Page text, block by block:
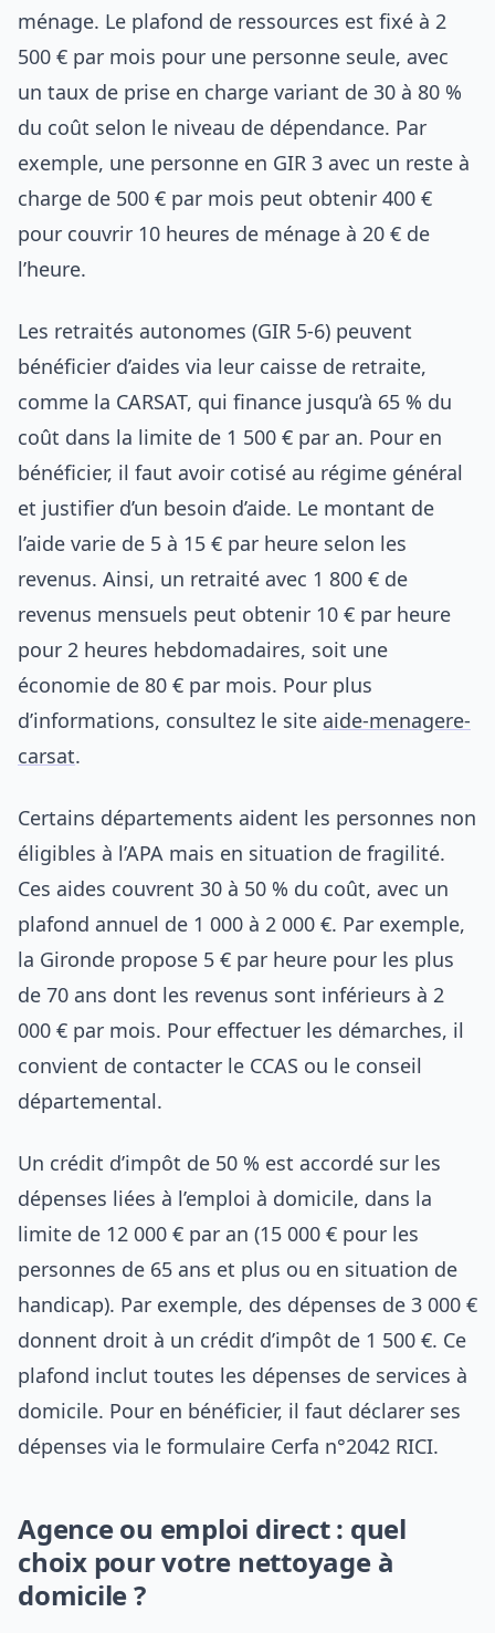
ménage. Le plafond de ressources est fixé à 2
500 € par mois pour une personne seule, avec
un taux de prise en charge variant de 30 à 80 %
du coût selon le niveau de dépendance. Par
exemple, une personne en GIR 3 avec un reste à
charge de 500 € par mois peut obtenir 400 €
pour couvrir 10 heures de ménage à 20 € de
l’heure.
Les retraités autonomes (GIR 5-6) peuvent
bénéficier d’aides via leur caisse de retraite,
comme la CARSAT, qui finance jusqu’à 65 % du
coût dans la limite de 1 500 € par an. Pour en
bénéficier, il faut avoir cotisé au régime général
et justifier d’un besoin d’aide. Le montant de
l’aide varie de 5 à 15 € par heure selon les
revenus. Ainsi, un retraité avec 1 800 € de
revenus mensuels peut obtenir 10 € par heure
pour 2 heures hebdomadaires, soit une
économie de 80 € par mois. Pour plus
d’informations, consultez le site aide-menagere-
carsat.
Certains départements aident les personnes non
éligibles à l’APA mais en situation de fragilité.
Ces aides couvrent 30 à 50 % du coût, avec un
plafond annuel de 1 000 à 2 000 €. Par exemple,
la Gironde propose 5 € par heure pour les plus
de 70 ans dont les revenus sont inférieurs à 2
000 € par mois. Pour effectuer les démarches, il
convient de contacter le CCAS ou le conseil
départemental.
Un crédit d’impôt de 50 % est accordé sur les
dépenses liées à l’emploi à domicile, dans la
limite de 12 000 € par an (15 000 € pour les
personnes de 65 ans et plus ou en situation de
handicap). Par exemple, des dépenses de 3 000 €
donnent droit à un crédit d’impôt de 1 500 €. Ce
plafond inclut toutes les dépenses de services à
domicile. Pour en bénéficier, il faut déclarer ses
dépenses via le formulaire Cerfa n°2042 RICI.
Agence ou emploi direct : quel
choix pour votre nettoyage à
domicile ?